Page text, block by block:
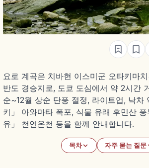
요로 계곡은 치바현 이스미군 오타키마
반도 경승지로, 도쿄 도심에서 약 2시간
순~12월 상순 단풍 절정, 라이트업, 낙차
키」 아와마타 폭포, 식물 유래 후민산
유」 천연온천 등을 함께 안내합니다.
목차 자주 묻는 질문